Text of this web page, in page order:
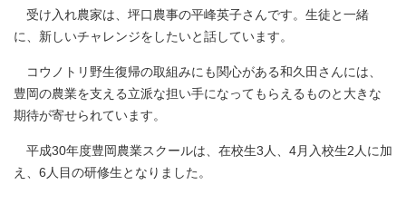
受け入れ農家は、坪口農事の平峰英子さんです。生徒と一緒
に、新しいチャレンジをしたいと話しています。
コウノトリ野生復帰の取組みにも関心がある和久田さんには、
豊岡の農業を支える立派な担い手になってもらえるものと大きな
期待が寄せられています。
平成30年度豊岡農業スクールは、在校生3人、4月入校生2人に加
え、6人目の研修生となりました。